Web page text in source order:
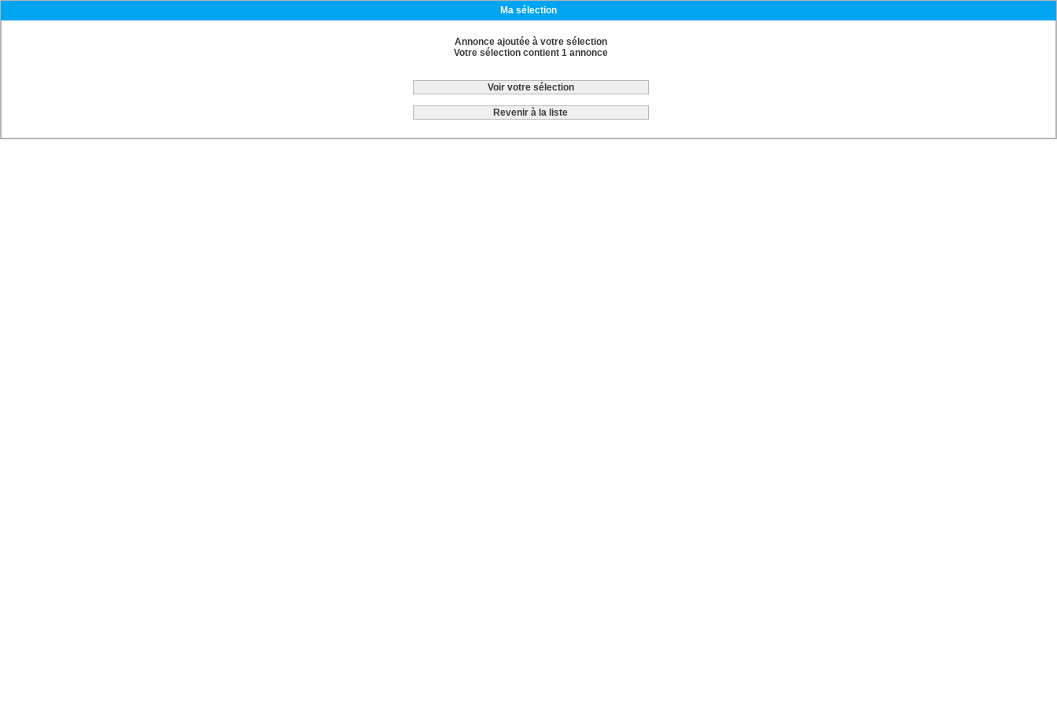
Ma sélection
Annonce ajoutée à votre sélection
Votre sélection contient 1 annonce